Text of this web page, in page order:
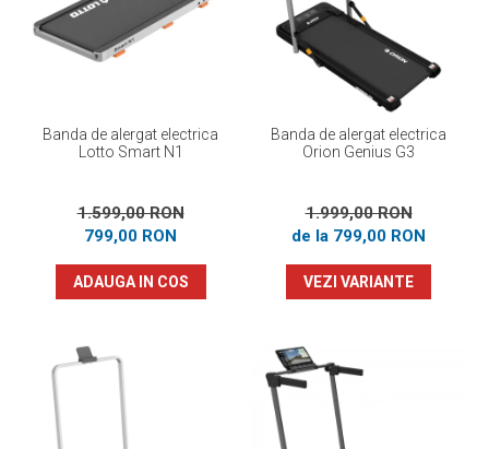
Banda de alergat electrica
Lotto Smart N1
1.599,00 RON
799,00 RON
ADAUGA IN COS
Banda de alergat electrica
Orion Genius G3
1.999,00 RON
de la 799,00 RON
VEZI VARIANTE